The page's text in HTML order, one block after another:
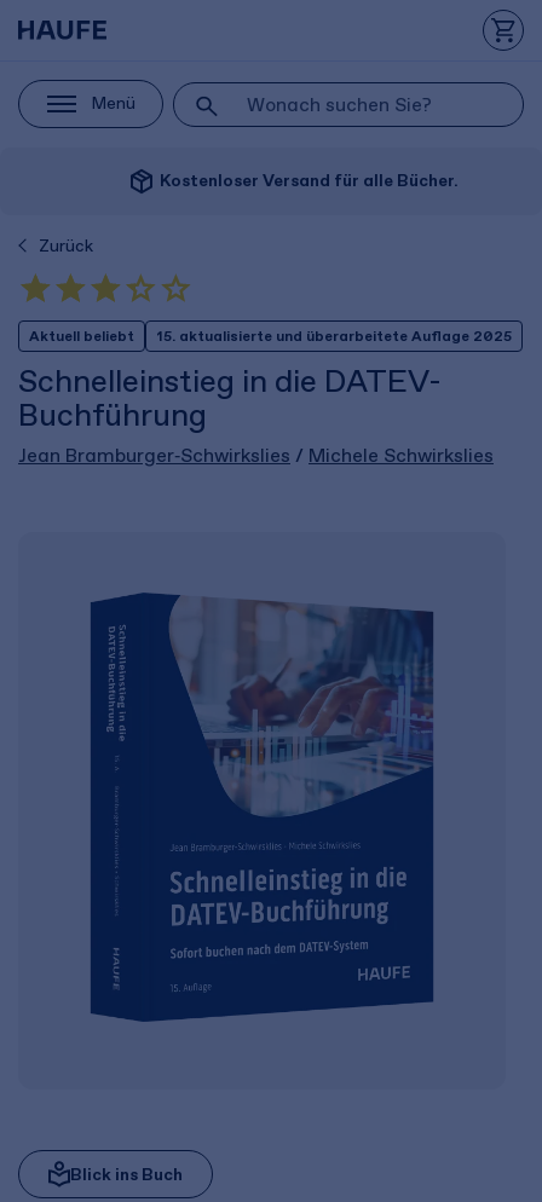
Menü
package_2 Kostenloser Versand für alle Bücher.
Zurück
Aktuell beliebt 15. aktualisierte und überarbeitete Auflage 2025
Schnelleinstieg in die DATEV-
Buchführung
Jean Bramburger‑Schwirkslies / Michele Schwirkslies
Blick ins Buch